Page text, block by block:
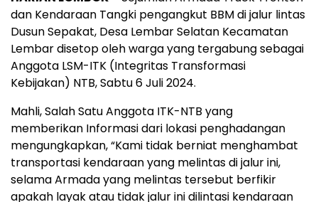
dan Kendaraan Tangki pengangkut BBM di jalur lintas
Dusun Sepakat, Desa Lembar Selatan Kecamatan
Lembar disetop oleh warga yang tergabung sebagai
Anggota LSM-ITK (Integritas Transformasi
Kebijakan) NTB, Sabtu 6 Juli 2024.
Mahli, Salah Satu Anggota ITK-NTB yang
memberikan Informasi dari lokasi penghadangan
mengungkapkan, “Kami tidak berniat menghambat
transportasi kendaraan yang melintas di jalur ini,
selama Armada yang melintas tersebut berfikir
apakah layak atau tidak jalur ini dilintasi kendaraan